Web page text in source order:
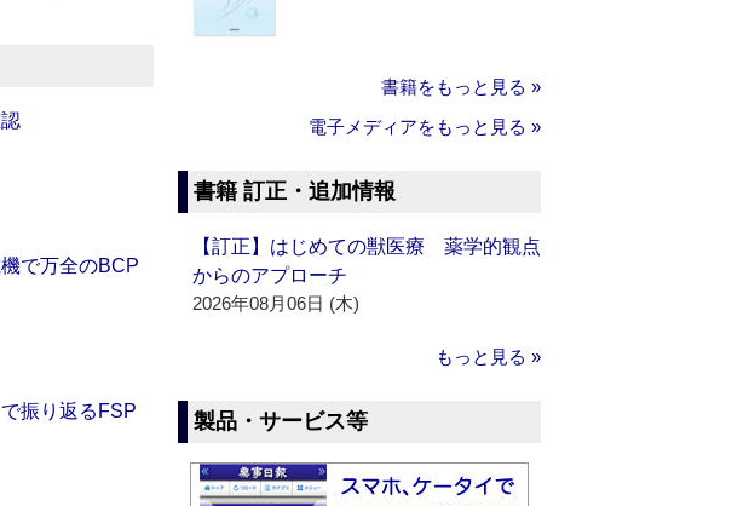
で万全のBCP
振り返るFSP
書籍をもっと見る »
電子メディアをもっと見る »
書籍 訂正・追加情報
【訂正】はじめての獣医療 薬学的観点
からのアプローチ
2026年08月06日 (木)
もっと見る »
製品・サービス等